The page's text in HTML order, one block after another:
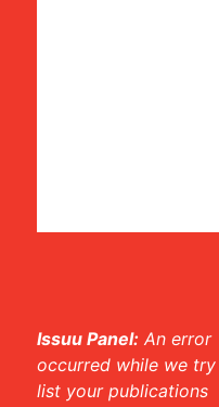
Issuu Panel: An error
occurred while we try
list your publications